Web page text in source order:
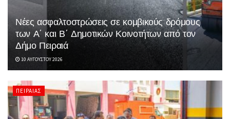
Νέες ασφαλτοστρώσεις σε κομβικούς δρόμους
των Α΄ και Β΄ Δημοτικών Κοινοτήτων από τον
Δήμο Πειραιά
10 ΑΥΓΟΎΣΤΟΥ 2026
ΠΕΙΡΑΙΆΣ